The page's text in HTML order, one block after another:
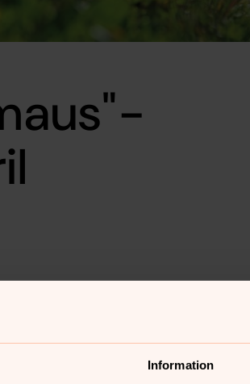
Information
Arnerlöf från Baptiskyrkan. Sedan
lång. Både ovana och vana
och tystnad längs vägen och gör